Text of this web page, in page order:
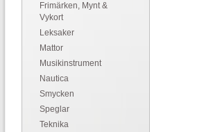
Frimärken, Mynt &
Vykort
Leksaker
Mattor
Musikinstrument
Nautica
Smycken
Speglar
Teknika